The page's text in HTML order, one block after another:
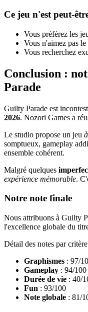
Ce jeu n'est peut-
Vous préférez les
Vous n'aimez pas le
Vous recherchez
Conclusion :
Parade
Guilty Parade est
2026. Nozori Games a
Le studio propose un jeu
somptueux, gameplay
ensemble cohérent.
Malgré quelques
expérience mémorable.
Notre note finale
Nous attribuons à Guilty
l'excellence globale du
Détail des notes par
Graphismes : 97/
Gameplay : 94/100
Durée de vie : 40/
Fun : 93/100
Note globale : 81/